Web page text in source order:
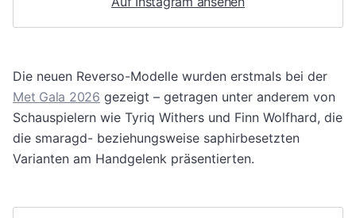
Die neuen Reverso-Modelle wurden erstmals bei der
Met Gala 2026 gezeigt – getragen unter anderem von
Schauspielern wie Tyriq Withers und Finn Wolfhard, die
die smaragd- beziehungsweise saphirbesetzten
Varianten am Handgelenk präsentierten.